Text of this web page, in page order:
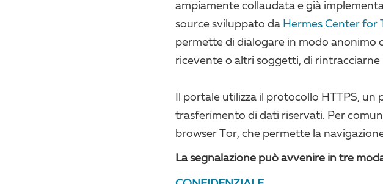
ampiamente collaudata e già
source sviluppato da Hermes Center for
permette di dialogare in modo anonimo
ricevente o altri soggetti, di rintracciarne
Il portale utilizza il protocollo HTTPS,
trasferimento di dati riservati. Per
browser Tor, che permette la
La segnalazione può avvenire in tre